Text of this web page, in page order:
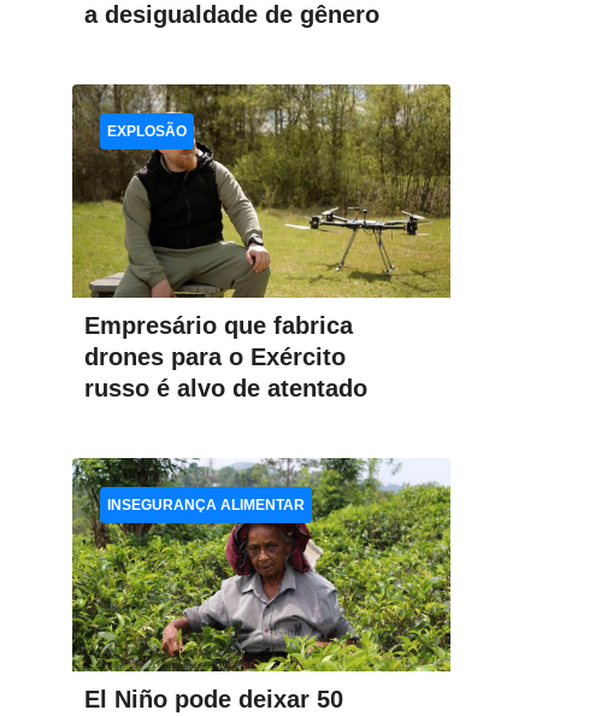
a desigualdade de gênero
Empresário que fabrica
drones para o Exército
russo é alvo de atentado
EXPLOSÃO
El Niño pode deixar 50
INSEGURANÇA ALIMENTAR